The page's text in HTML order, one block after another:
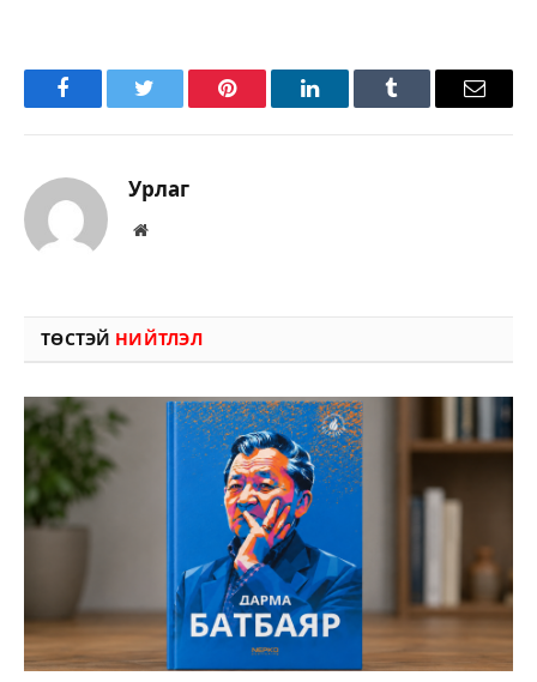
FacebookTwitter Pinterest LinkedInTumblr Имэйл
Урлаг
Вэбсайт
ТӨСТЭЙ НИЙТЛЭЛ